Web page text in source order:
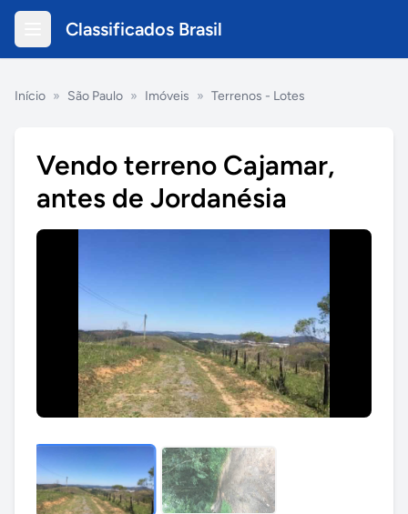
Classificados Brasil
Início » São Paulo » Imóveis » Terrenos - Lotes
Vendo terreno Cajamar,
antes de Jordanésia